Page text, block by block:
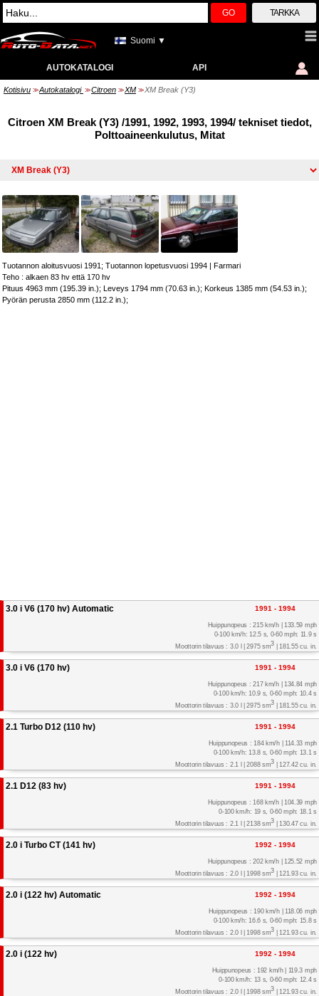
GO TARKKA
Suomi ▼
AUTOKATALOGI API
Kotisivu >> Autokatalogi >> Citroen >> XM >> XM Break (Y3)
Citroen XM Break (Y3) /1991, 1992, 1993, 1994/ tekniset tiedot,
Polttoaineenkulutus, Mitat
Tuotannon aloitusvuosi 1991; Tuotannon lopetusvuosi 1994 | Farmari
Teho : alkaen 83 hv että 170 hv
Pituus 4963 mm (195.39 in.); Leveys 1794 mm (70.63 in.); Korkeus 1385 mm (54.53 in.);
Pyörän perusta 2850 mm (112.2 in.);
3.0 i V6 (170 hv) Automatic 1991 - 1994
Huippunopeus : 215 km/h | 133.59 mph
0-100 km/h: 12.5 s, 0-60 mph: 11.9 s
Moottorin tilavuus : 3.0 l | 2975 sm3 | 181.55 cu. in.
3.0 i V6 (170 hv) 1991 - 1994
Huippunopeus : 217 km/h | 134.84 mph
0-100 km/h: 10.9 s, 0-60 mph: 10.4 s
Moottorin tilavuus : 3.0 l | 2975 sm3 | 181.55 cu. in.
2.1 Turbo D12 (110 hv) 1991 - 1994
Huippunopeus : 184 km/h | 114.33 mph
0-100 km/h: 13.8 s, 0-60 mph: 13.1 s
Moottorin tilavuus : 2.1 l | 2088 sm3 | 127.42 cu. in.
2.1 D12 (83 hv) 1991 - 1994
Huippunopeus : 168 km/h | 104.39 mph
0-100 km/h: 19 s, 0-60 mph: 18.1 s
Moottorin tilavuus : 2.1 l | 2138 sm3 | 130.47 cu. in.
2.0 i Turbo CT (141 hv) 1992 - 1994
Huippunopeus : 202 km/h | 125.52 mph
Moottorin tilavuus : 2.0 l | 1998 sm3 | 121.93 cu. in.
2.0 i (122 hv) Automatic 1992 - 1994
Huippunopeus : 190 km/h | 118.06 mph
0-100 km/h: 16.6 s, 0-60 mph: 15.8 s
Moottorin tilavuus : 2.0 l | 1998 sm3 | 121.93 cu. in.
2.0 i (122 hv) 1992 - 1994
Huippunopeus : 192 km/h | 119.3 mph
0-100 km/h: 13 s, 0-60 mph: 12.4 s
Moottorin tilavuus : 2.0 l | 1998 sm3 | 121.93 cu. in.